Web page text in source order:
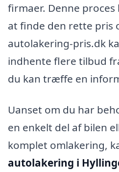
firmaer. Denne
at finde den rette pris
autolakering-pris.dk
indhente flere tilbud
du kan træffe en
Uanset om du har
en enkelt del af bilen
komplet omlakering,
autolakering i